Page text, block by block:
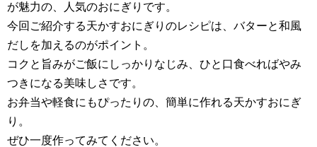
が魅力の、人気のおにぎりです。
今回ご紹介する天かすおにぎりのレシピは、バターと和風
だしを加えるのがポイント。
コクと旨みがご飯にしっかりなじみ、ひと口食べればやみ
つきになる美味しさです。
お弁当や軽食にもぴったりの、簡単に作れる天かすおにぎ
り。
ぜひ一度作ってみてください。